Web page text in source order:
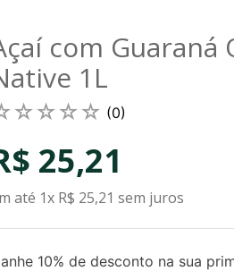
com Guaraná
1L
☆☆☆☆ (0)
25,21
até 1x R$ 25,21 sem juros
10% de desconto na sua